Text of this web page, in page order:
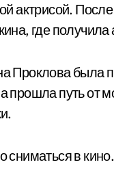
актрисой.
где получила
Проклова была
путь от
сниматься в